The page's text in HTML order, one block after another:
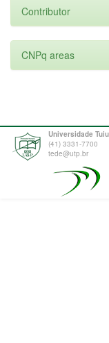
Contributor
CNPq areas
Universidade
(41) 3331-7700
tede@utp.br